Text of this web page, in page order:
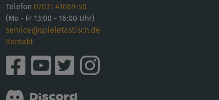
Telefon 07031 41069-50
(Mo - Fr 13:00 - 16:00 Uhr)
service@spieletastisch.de
Kontakt